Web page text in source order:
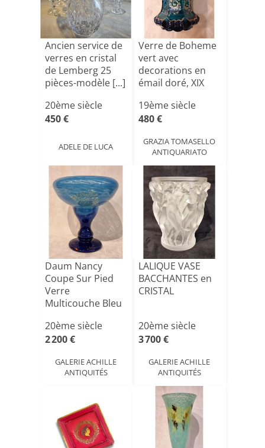
Ancien service de
verres en cristal
de Lemberg 25
pièces-modèle [...]
20ème siècle
450 €
ADELE DE LUCA
Verre de Boheme
vert avec
decorations en
émail doré, XIX
19ème siècle
480 €
GRAZIA TOMASELLO
ANTIQUARIATO
Daum Nancy
Coupe Sur Pied
Verre
Multicouche Bleu
Art[...]
20ème siècle
2 200 €
GALERIE ACHILLE
ANTIQUITÉS
LALIQUE VASE
BACCHANTES en
CRISTAL
20ème siècle
3 700 €
GALERIE ACHILLE
ANTIQUITÉS